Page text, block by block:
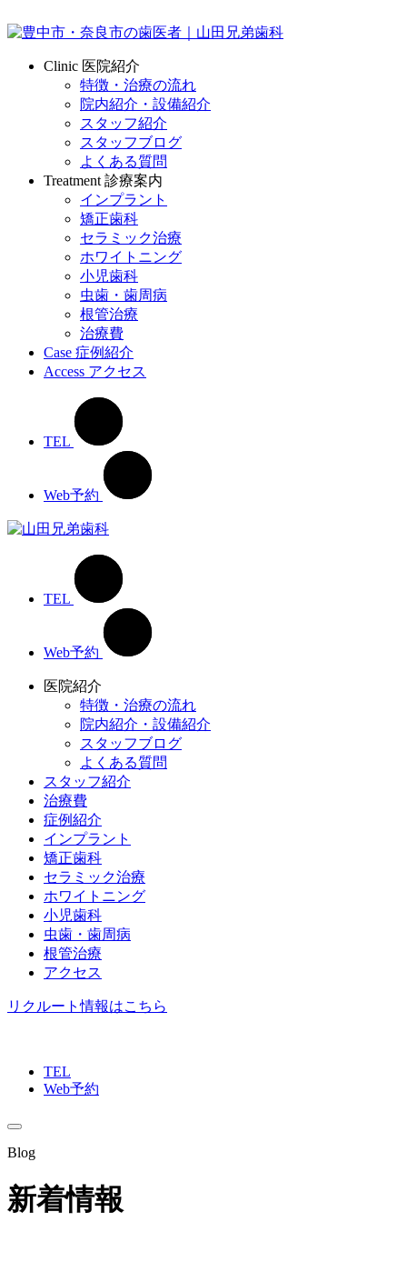
Clinic 医院紹介
特徴・治療の流れ
院内紹介・設備紹介
スタッフ紹介
スタッフブログ
よくある質問
Treatment 診療案内
インプラント
矯正歯科
セラミック治療
ホワイトニング
小児歯科
虫歯・歯周病
根管治療
治療費
Case 症例紹介
Access アクセス
TEL
Web予約
TEL
Web予約
医院紹介
特徴・治療の流れ
院内紹介・設備紹介
スタッフブログ
よくある質問
スタッフ紹介
治療費
症例紹介
インプラント
矯正歯科
セラミック治療
ホワイトニング
小児歯科
虫歯・歯周病
根管治療
アクセス
リクルート情報はこちら
TEL
Web予約
Blog
新着情報